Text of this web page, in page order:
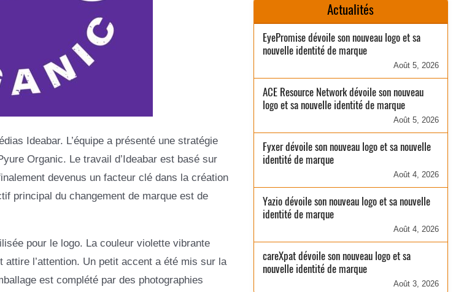
Ideabar. L’équipe a présenté une stratégie
Organic. Le travail d’Ideabar est basé sur
devenus un facteur clé dans la création
principal du changement de marque est de
pour le logo. La couleur violette vibrante
l’attention. Un petit accent a été mis sur la
est complété par des photographies
Actualités
EyePromise dévoile son nouveau logo et sa
nouvelle identité de marque
Août 5, 2026
ACE Resource Network dévoile son nouveau
logo et sa nouvelle identité de marque
Août 5, 2026
Fyxer dévoile son nouveau logo et sa nouvelle
identité de marque
Août 4, 2026
Yazio dévoile son nouveau logo et sa nouvelle
identité de marque
Août 4, 2026
careXpat dévoile son nouveau logo et sa
nouvelle identité de marque
Août 3, 2026